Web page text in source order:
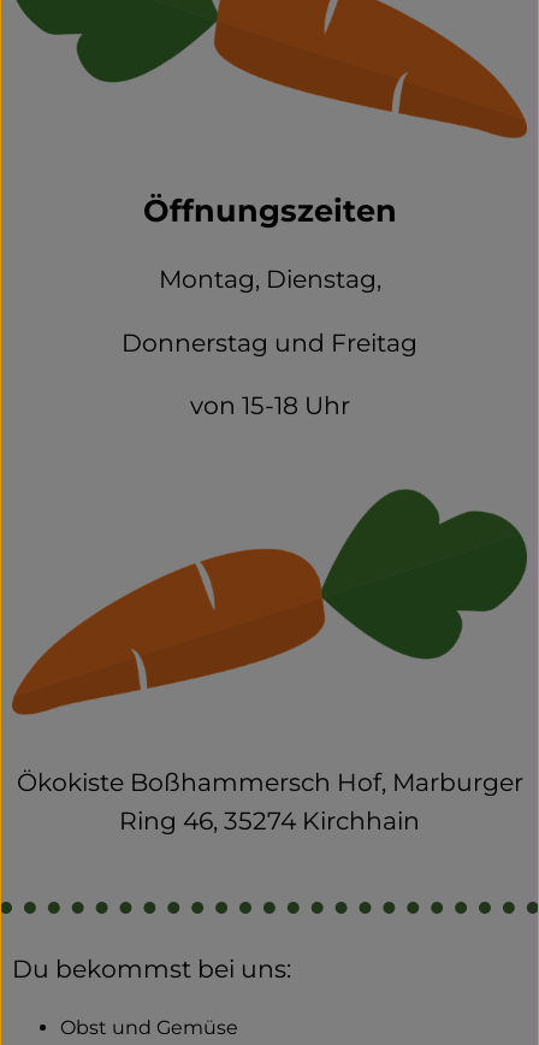
Getränke
So geht'sÖffnungszeiten
Montag, Dienstag,
Donnerstag und Freitag
von 15-18 Uhr
Ökokiste Boßhammersch Hof, Marburger
Ring 46, 35274 Kirchhain
Du bekommst bei uns:
Obst und Gemüse